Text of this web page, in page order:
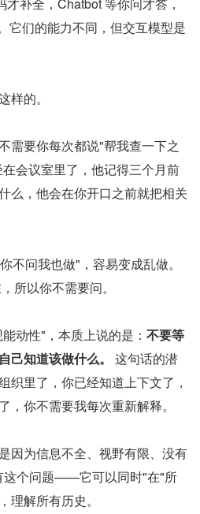
补全，Chatbot 等你问才答，
它们的能力不同，但交互模型是
样的。
需要你每次都说"帮我查一下之
会议室里了，他记得三个月前
么，他会在你开口之前就把相关
问我也做"，容易变成乱做。
以你不需要问。
动性"，本质上说的是： 不要等
己知道该做什么。
这句话的潜
里了，你已经知道上下文了，
，你不需要我每次重新解释。
因为信息不全、视野有限、没有
这个问题——它可以同时"在"所
理解所有历史。